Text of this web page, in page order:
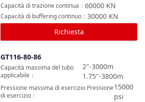
60000 KN
Capacità di trazione continua ：
30000 KN
Capacità di buffering continuo ：
Richiesta
GT116-80-86
2"-3000m
1.75"-3800m
Capacità massima del tubo
applicabile ：
15000
psi
Pressione massima di esercizio Pressione
di esercizio ：